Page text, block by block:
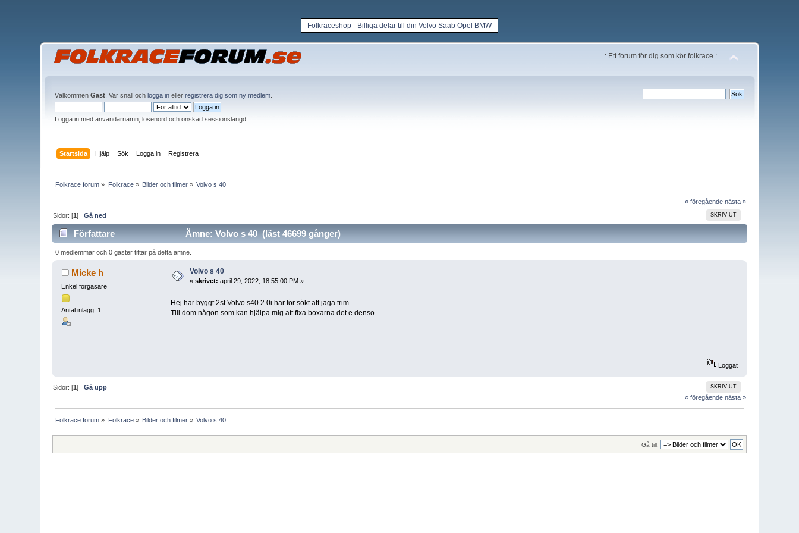
Folkraceshop - Billiga delar till din Volvo Saab Opel BMW
..: Ett forum för dig som kör folkrace :..
VälkommenGäst . Var snäll ochlogga in ellerregistrera dig som ny medlem
Logga in med användarnamn, lösenord och önskad sessionslängd
Startsida Hjälp Sök Logga in Registrera
Folkrace forum » Folkrace» Bilder och filmer » Volvo s 40
« föregående nästa »
SKRIV UT
Sidor: [1]Gå ned
Författare Ämne: Volvo s 40 (läst 46699 gånger)
0 medlemmar och 0 gäster tittar på detta ämne.
Micke h
Enkel förgasare
Antal inlägg: 1
Volvo s 40
«skrivet: april 29, 2022, 18:55:00 PM »
Hej har byggt 2st Volvo s40 2.0i har för sökt att jaga trim
Till dom någon som kan hjälpa mig att fixa boxarna det e denso
Loggat
SKRIV UT
Sidor: [1]Gå upp
« föregående nästa »
Folkrace forum » Folkrace» Bilder och filmer » Volvo s 40
Gå till: